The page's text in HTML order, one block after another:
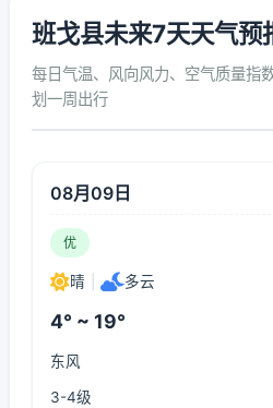
班戈县未来7天天气预
每日气温、风向风力、空气质量指
划一周出行
08月09日
优
晴 多云
4° ~ 19°
东风
3-4级